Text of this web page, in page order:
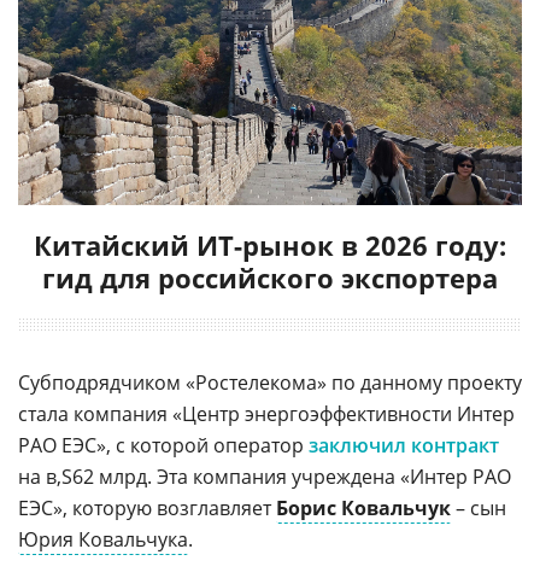
Китайский ИТ-рынок в 2026 году:
гид для российского экспортера
Субподрядчиком «Ростелекома» по данному проекту
стала компания «Центр энергоэффективности Интер
РАО ЕЭС», с которой оператор заключил контракт
на
62 млрд. Эта компания учреждена «Интер РАО
ЕЭС», которую возглавляетБорис Ковальчук– сын
Юрия Ковальчука.